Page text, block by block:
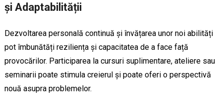
și Adaptabilității
Dezvoltarea personală continuă și învățarea unor noi abilități
pot îmbunătăți reziliența și capacitatea de a face față
provocărilor. Participarea la cursuri suplimentare, ateliere sau
seminarii poate stimula creierul și poate oferi o perspectivă
nouă asupra problemelor.